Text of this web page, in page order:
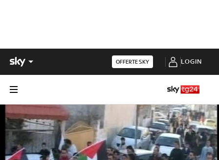
OFFERTE SKY LOGIN